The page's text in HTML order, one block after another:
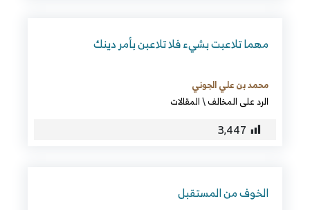
مهما تلاعبت بشيء فلا تلاعبن بأمر دينك
محمد بن علي الجوني
الرد على المخالف\المقالات
3٬447
الخوف من المستقبل